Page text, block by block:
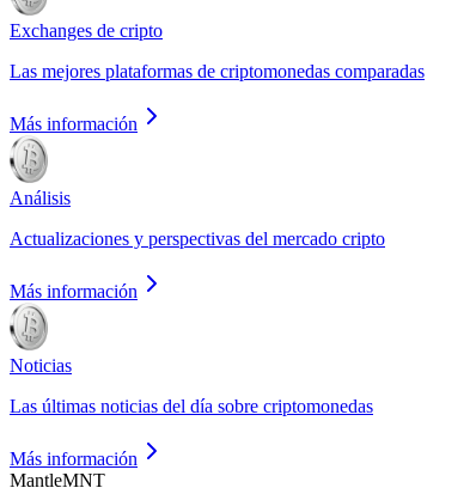
Exchanges de cripto
Las mejores plataformas de criptomonedas comparadas
Más información
Análisis
Actualizaciones y perspectivas del mercado cripto
Más información
Noticias
Las últimas noticias del día sobre criptomonedas
Más información
MantleMNT